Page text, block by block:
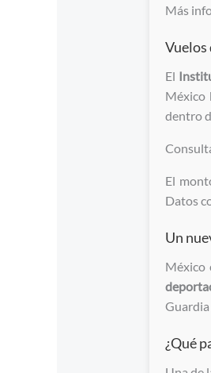
Más
El
México
dentro
El
Datos
Un
México
Guardia
¿Qué